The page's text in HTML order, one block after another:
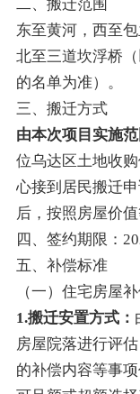
二、搬迁范围
东至黄河，西至
北至三道坎浮桥
的名单为准）。
三、搬迁方式
由本次项目实施
位乌达区土地收
心接到居民搬迁
后，按照房屋价
四、签约期限：
五、补偿标准
（一）住宅房屋
1.搬迁安置方式：
房屋院落进行评
的补偿内容等事